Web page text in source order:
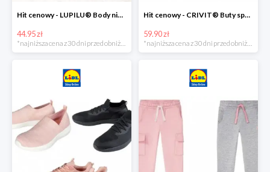
Hit cenowy - LUPILU® Body niemowlęce z biobawełny, z krótkim rękawem, 5 sztuk
44.95 zł
*najniższa cena z 30 dni przed obniżką
Hit cenowy - CRIVIT® Buty sportowe chłopięce WellWalk, 1 para
59.90 zł
*najniższa cena z 30 dni przed obniżką